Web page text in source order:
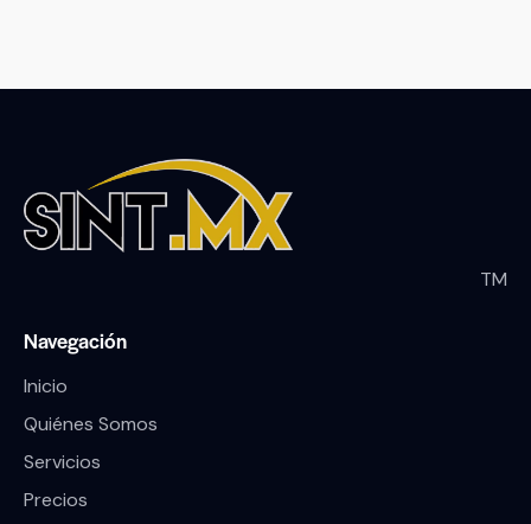
TM
Navegación
Inicio
Quiénes Somos
Servicios
Precios